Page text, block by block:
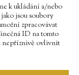
k ukládání a/nebo
jsou soubory
zpracovávat
ID na tomto
nepříznivě ovlivnit